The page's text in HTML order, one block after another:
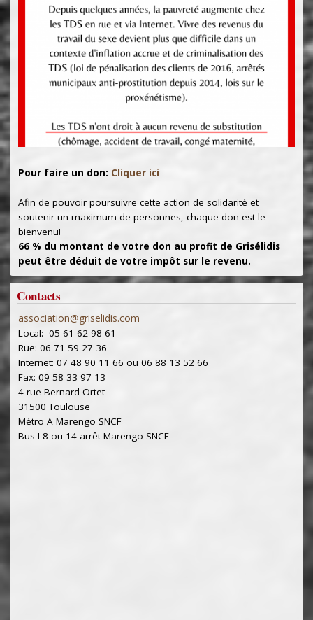
Pour faire un don: Cliquer ici
Afin de pouvoir poursuivre cette action de solidarité et
soutenir un maximum de personnes, chaque don est le
bienvenu!
66 % du montant de votre don au profit de Grisélidis
peut être déduit de votre impôt sur le revenu.
Contacts
association@griselidis.com
Local: 05 61 62 98 61
Rue: 06 71 59 27 36
Internet: 07 48 90 11 66 ou 06 88 13 52 66
Fax: 09 58 33 97 13
4 rue Bernard Ortet
31500 Toulouse
Métro A Marengo SNCF
Bus L8 ou 14 arrêt Marengo SNCF